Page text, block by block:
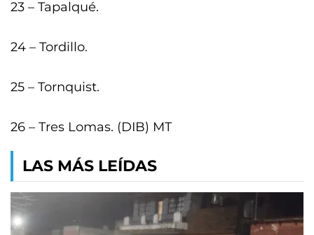
23 – Tapalqué.
24 – Tordillo.
25 – Tornquist.
26 – Tres Lomas. (DIB) MT
LAS MÁS LEÍDAS